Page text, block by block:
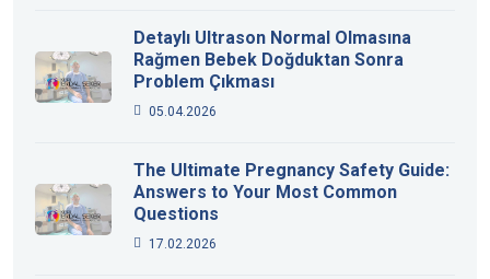
Detaylı Ultrason Normal Olmasına
Rağmen Bebek Doğduktan Sonra
Problem Çıkması
05.04.2026
The Ultimate Pregnancy Safety Guide:
Answers to Your Most Common
Questions
17.02.2026